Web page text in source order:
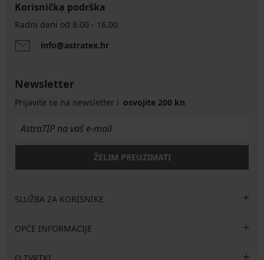
Korisnička podrška
Radni dani od 8.00 - 16.00
info@astratex.hr
Newsletter
Prijavite se na newsletter i osvojite 200 kn
ŽELIM PREUZIMATI
SLUŽBA ZA KORISNIKE
OPĆE INFORMACIJE